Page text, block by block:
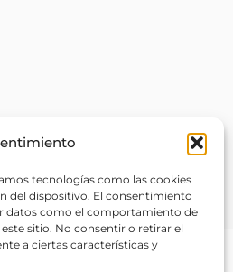
tecnologías como las cookies
del dispositivo. El consentimiento
datos como el comportamiento de
sitio. No consentir o retirar el
a ciertas características y